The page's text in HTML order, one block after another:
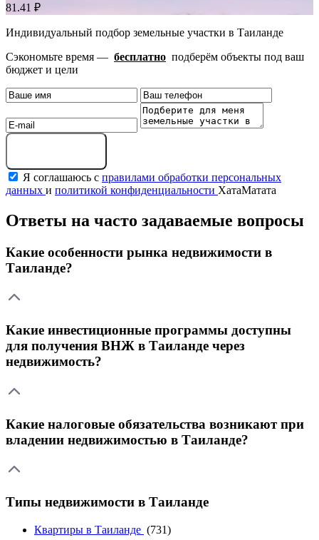
81.41 ₽
Индивидуальный подбор земельные участки в Таиланде
Сэкономьте время — бесплатно подберём объекты под ваш
бюджет и цели
Я соглашаюсь с правилами обработки персональных
данных и политикой конфиденциальности ХатаМатата
Ответы на часто задаваемые вопросы
Какие особенности рынка недвижимости в
Таиланде?
Какие инвестиционные программы доступны
для получения ВНЖ в Таиланде через
недвижимость?
Какие налоговые обязательства возникают при
владении недвижимостью в Таиланде?
Типы недвижимости в Таиланде
Квартиры в Таиланде (731)